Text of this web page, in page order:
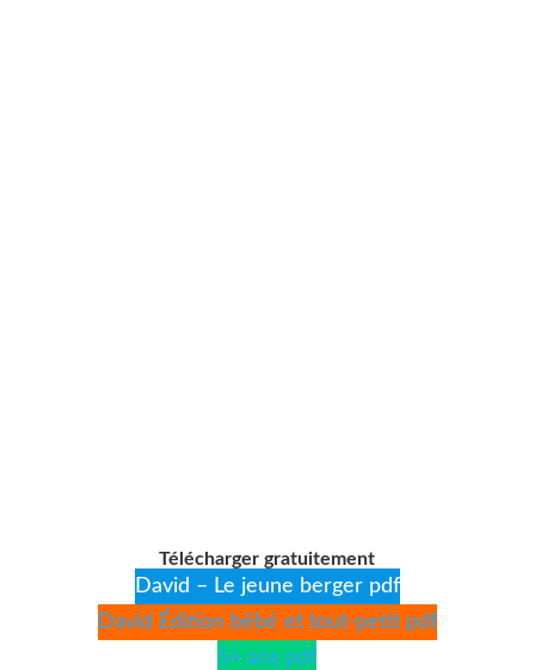
Télécharger gratuitement
David – Le jeune berger pdf
David Édition bébé et tout-petit pdf
5+ ans pdf